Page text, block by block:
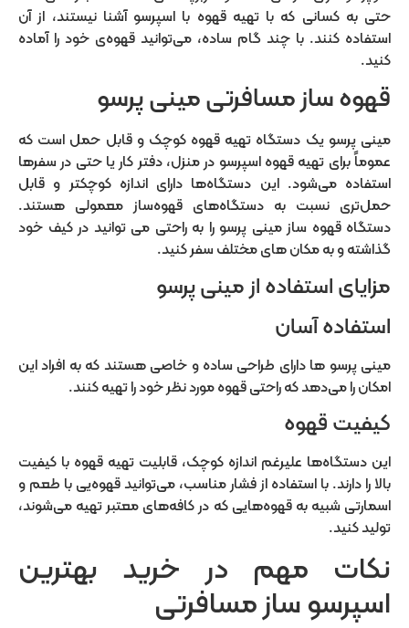
حتی به کسانی که با تهیه قهوه با اسپرسو آشنا نیستند، از آن
استفاده کنند. با چند گام ساده، می‌توانید قهوه‌ی خود را آماده
کنید.
قهوه ساز مسافرتی مینی پرسو
مینی پرسو یک دستگاه تهیه قهوه کوچک و قابل حمل است که
عموماً برای تهیه قهوه اسپرسو در منزل، دفتر کار یا حتی در سفرها
استفاده می‌شود. این دستگاه‌ها دارای اندازه کوچکتر و قابل
حمل‌تری نسبت به دستگاه‌های قهوه‌ساز معمولی هستند.
دستگاه قهوه ساز مینی پرسو را به راحتی می توانید در کیف خود
گذاشته و به مکان های مختلف سفر کنید.
مزایای استفاده از مینی پرسو
استفاده آسان
مینی پرسو ها دارای طراحی ساده و خاصی هستند که به افراد این
امکان را می‌دهد که راحتی قهوه مورد نظر خود را تهیه کنند.
کیفیت قهوه
این دستگاه‌ها علیرغم اندازه کوچک، قابلیت تهیه قهوه با کیفیت
بالا را دارند. با استفاده از فشار مناسب، می‌توانید قهوه‌یی با طعم و
اسمارتی شبیه به قهوه‌هایی که در کافه‌های معتبر تهیه می‌شوند،
تولید کنید.
نکات مهم در خرید بهترین
اسپرسو ساز مسافرتی